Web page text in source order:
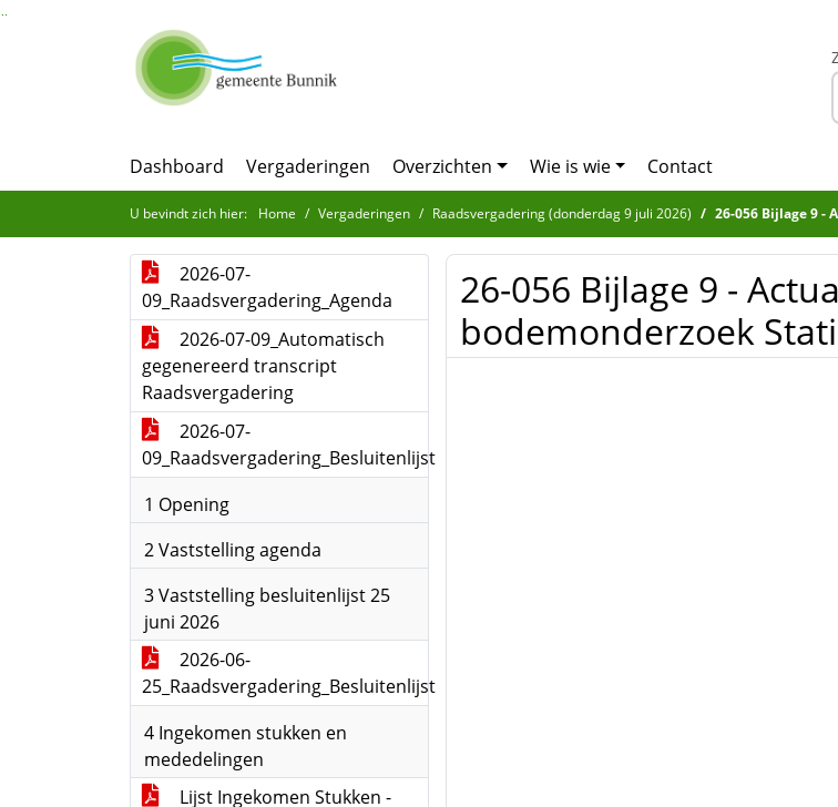
Ga naar de inhoud van deze pagina
Ga naar het zoeken
Ga naar het menu
Dashboard Vergaderingen Overzichten Wie is wie Contact
U bevindt zich hier: Home Vergaderingen Raadsvergadering (donderdag 9 juli 2026) 26-056 Bijlage 9 -
2026-07-
09_Raadsvergadering_Agenda
2026-07-09_Automatisch
gegenereerd transcript
Raadsvergadering
2026-07-
09_Raadsvergadering_Besluitenlijst
1 Opening
2 Vaststelling agenda
3 Vaststelling besluitenlijst 25
juni 2026
2026-06-
25_Raadsvergadering_Besluitenlijst
4 Ingekomen stukken en
mededelingen
Lijst Ingekomen Stukken -
26-056 Bijlage 9 -
bodemonderzoek